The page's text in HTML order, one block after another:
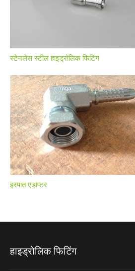
स्टेनलेस स्टील हाइड्रोलिक फिटिंग
इस्पात एडाप्टर
हाइड्रोलिक फिटिंग